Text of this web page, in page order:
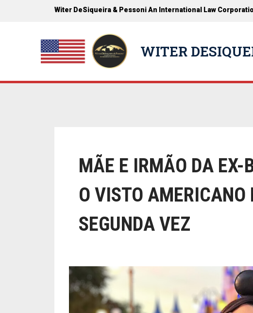
Witer DeSiqueira & Pessoni An International Law
WITER
MÃE E IRMÃO DA
O VISTO AMERICANO
SEGUNDA VEZ